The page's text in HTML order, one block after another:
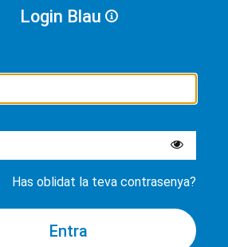
Login Blau
Has oblidat la teva contrasenya?